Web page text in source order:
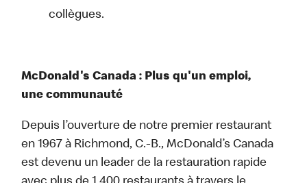
collègues.
McDonald's Canada : Plus qu'un emploi,
une communauté
Depuis l’ouverture de notre premier restaurant
en 1967 à Richmond, C.-B., McDonald’s Canada
est devenu un leader de la restauration rapide